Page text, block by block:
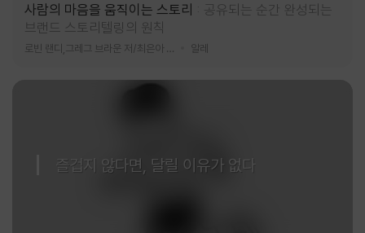
사람의 마음을 움직이는 스토리
공유되는 순간 완성되는
브랜드 스토리텔링의 원칙
알레
즐겁지 않다면, 달릴 이유가 없다